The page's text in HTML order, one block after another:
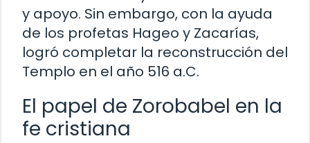
y apoyo. Sin embargo, con la ayuda
de los profetas Hageo y Zacarías,
logró completar la reconstrucción del
Templo en el año 516 a.C.
El papel de Zorobabel en la
fe cristiana